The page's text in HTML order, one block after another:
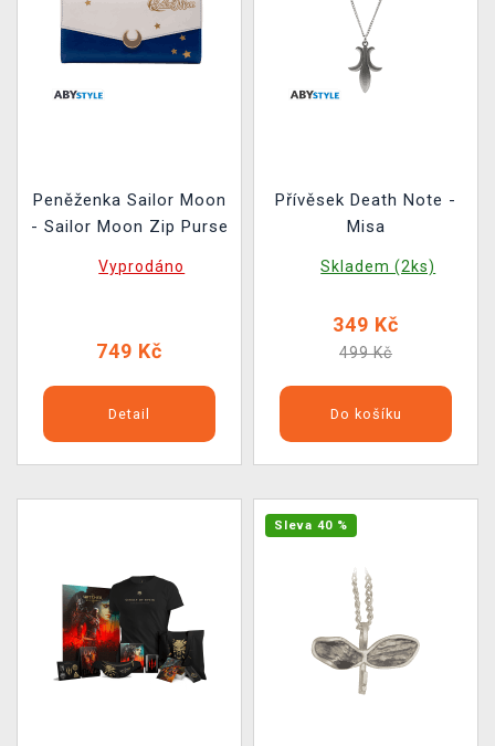
Peněženka Sailor Moon
- Sailor Moon Zip Purse
Vyprodáno
749 Kč
Detail
Přívěsek Death Note -
Misa
Skladem (2ks)
349 Kč
499 Kč
Do košíku
Sleva 40 %